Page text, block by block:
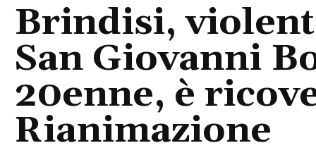
Brindisi,
San Giovanni
20enne, è
Rianimazione